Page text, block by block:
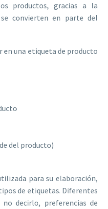
productos, gracias a la
convierten en parte del
en una etiqueta de producto
del producto)
para su elaboración,
de etiquetas. Diferentes
decirlo, preferencias de